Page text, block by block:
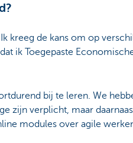
kreeg de kans om op
ik Toegepaste
bij te leren. We
zijn verplicht, maar
modules over agile